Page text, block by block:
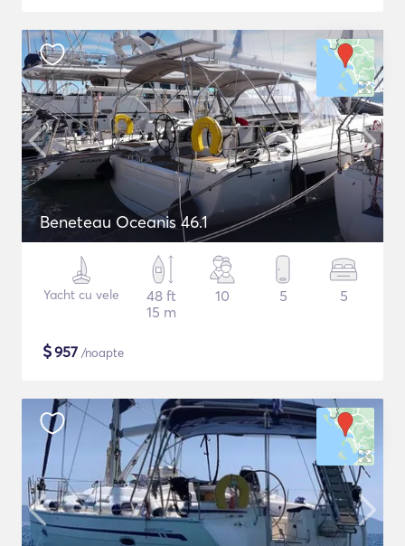
Beneteau Oceanis 46.1
Yacht cu vele
48 ft
15 m
10 5 5
$957 /noapte